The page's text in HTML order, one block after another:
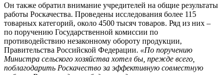
Он также обратил внимание учредителей на общие результаты
работы Роскачества. Проведены исследования более 115
товарных категорий, около 4500 тысяч товаров. Ряд из них –
по поручению Государственной комиссии по
противодействию незаконному обороту продукции,
Правительства Российской Федерации. «По поручению
Министра сельского хозяйства хотел бы, прежде всего,
поблагодарить Роскачество за эффективную совместную